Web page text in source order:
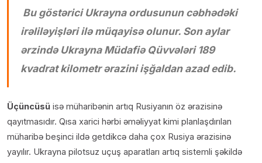
Bu göstərici Ukrayna ordusunun cəbhədəki
irəliləyişləri ilə müqayisə olunur. Son aylar
ərzində Ukrayna Müdafiə Qüvvələri 189
kvadrat kilometr ərazini işğaldan azad edib.
Üçüncüsü isə müharibənin artıq Rusiyanın öz ərazisinə
qayıtmasıdır. Qısa xarici hərbi əməliyyat kimi planlaşdırılan
müharibə beşinci ildə getdikcə daha çox Rusiya ərazisinə
yayılır. Ukrayna pilotsuz uçuş aparatları artıq sistemli şəkildə